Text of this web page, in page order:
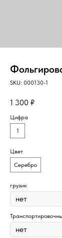
SKU: 000130-1
1 300 ₽
Цифра
1
Цвет
Серебро
грузик